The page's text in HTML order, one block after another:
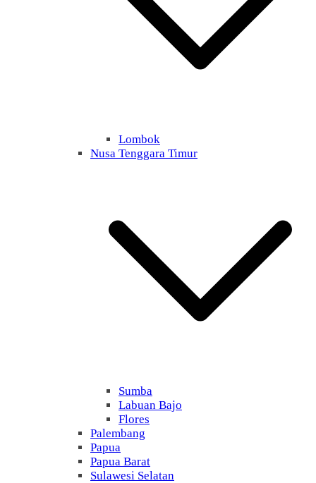
Lombok
Nusa Tenggara Timur
Sumba
Labuan Bajo
Flores
Palembang
Papua
Papua Barat
Sulawesi Selatan